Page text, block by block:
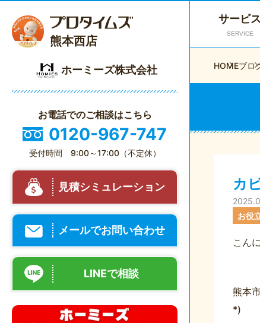
熊本西店
ホーミーズ株式会社
お電話でのご相談はこちら
0120-967-747
受付時間 9:00～17:00（不定休）
見積シミュレーション
メールでお問い合わせ
LINEで相談
サービス
SERVICE
HOMEブロ
カ
お役
こん
熊本
*)